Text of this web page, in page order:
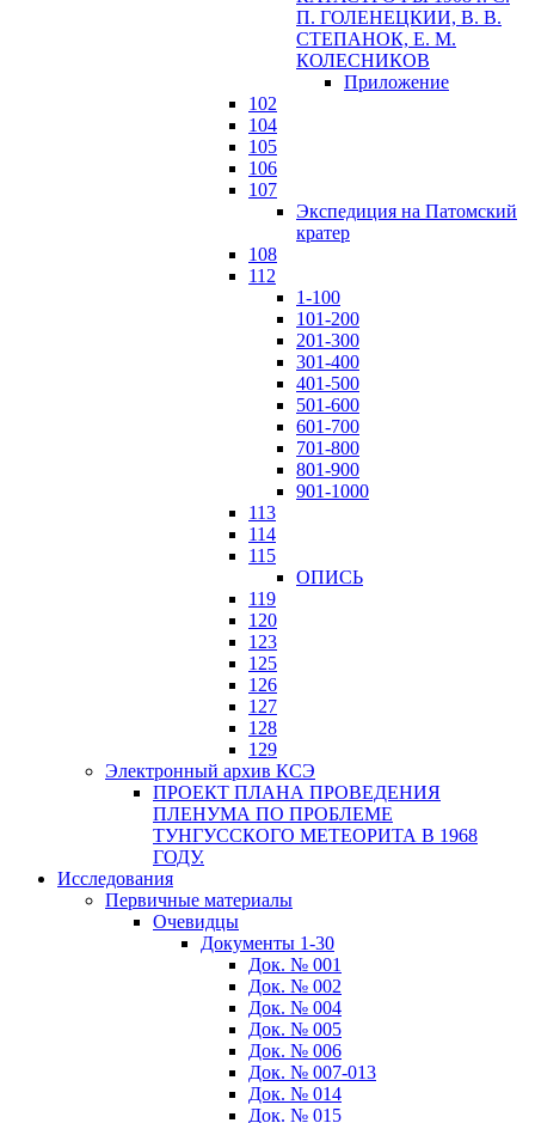
П. ГОЛЕНЕЦКИИ, В. В.
СТЕПАНОК, Е. М.
КОЛЕСНИКОВ
Приложение
102
104
105
106
107
Экспедиция на Патомский
кратер
108
112
1-100
101-200
201-300
301-400
401-500
501-600
601-700
701-800
801-900
901-1000
113
114
115
ОПИСЬ
119
120
123
125
126
127
128
129
Электронный архив КСЭ
ПРОЕКТ ПЛАНА ПРОВЕДЕНИЯ
ПЛЕНУМА ПО ПРОБЛЕМЕ
ТУНГУССКОГО МЕТЕОРИТА В 1968
ГОДУ.
Исследования
Первичные материалы
Очевидцы
Документы 1-30
Док. № 001
Док. № 002
Док. № 004
Док. № 005
Док. № 006
Док. № 007-013
Док. № 014
Док. № 015